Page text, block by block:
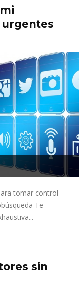
urgentes
tomar control
Te
sin